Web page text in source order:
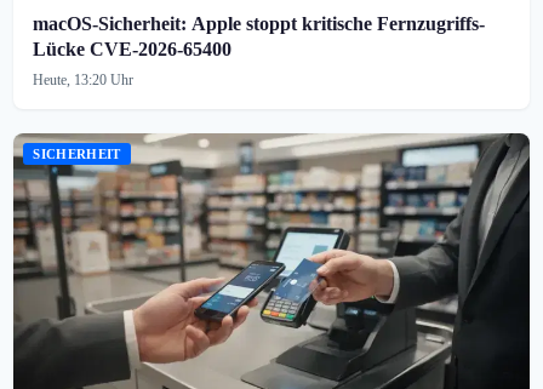
macOS-Sicherheit: Apple stoppt kritische Fernzugriffs-
Lücke CVE-2026-65400
Heute, 13:20 Uhr
SICHERHEIT